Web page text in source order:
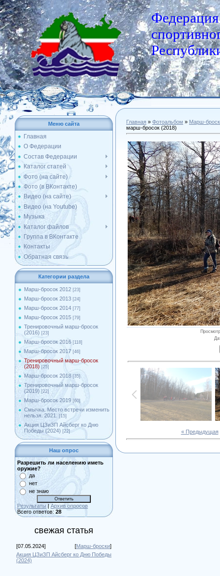
Федерация
Меню сайта
Главная
О Федерации
Состав Федерации
Каталог статей
Фото (на сайте)
Фото (в ВКонтакте)
Видео (на сайте)
Видео (на Youtube)
Музыка
Каталог файлов
Группа в ВКонтакте
Контакты
Обратная связь
Категории раздела
Марш-бросок 2012 [23]
Марш-бросок 2013 [24]
Марш-бросок 2014 [77]
Марш-бросок 2015 [79]
Тренировочный марш-бросок
(2016) [23]
Марш-бросок 2016 [118]
Марш-бросок 2017 [46]
Тренировочный марш-бросок
(2018) [25]
Марш-бросок 2018 [35]
Тренировочный марш-бросок
(2019) [22]
Марш-бросок 2019 [60]
Смычка. Место встречи изменить
нельзя. 2021.
[15]
Акция ЦЗиЗП Айсберг ко Дню
Победы (2024) [22]
Наш опрос
Разрешить ли населению иметь
оружие?
да
нет
не знаю
Результаты | Архив опросов
Всего ответов: 28
свежая статья
[07.05.2024] [Марш-броски]
Акция ЦЗиЗП Айсберг ко Дню Победы
(2024)
Главная » Фотоальбом » Марш-
марш-бросок (2018)
« Предыдущая